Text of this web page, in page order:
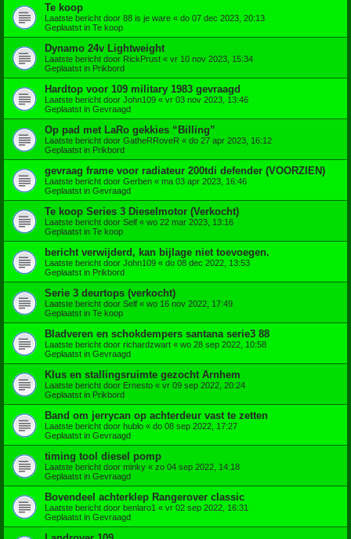
Te koop
Laatste bericht door 88 is je ware « do 07 dec 2023, 20:13
Geplaatst in Te koop
Dynamo 24v Lightweight
Laatste bericht door RickPrust « vr 10 nov 2023, 15:34
Geplaatst in Prikbord
Hardtop voor 109 military 1983 gevraagd
Laatste bericht door John109 « vr 03 nov 2023, 13:46
Geplaatst in Gevraagd
Op pad met LaRo gekkies “Billing”
Laatste bericht door GatheRRoveR « do 27 apr 2023, 16:12
Geplaatst in Prikbord
gevraag frame voor radiateur 200tdi defender (VOORZIEN)
Laatste bericht door Gerben « ma 03 apr 2023, 16:46
Geplaatst in Gevraagd
Te koop Series 3 Dieselmotor (Verkocht)
Laatste bericht door Self « wo 22 mar 2023, 13:16
Geplaatst in Te koop
bericht verwijderd, kan bijlage niet toevoegen.
Laatste bericht door John109 « do 08 dec 2022, 13:53
Geplaatst in Prikbord
Serie 3 deurtops (verkocht)
Laatste bericht door Self « wo 16 nov 2022, 17:49
Geplaatst in Te koop
Bladveren en schokdempers santana serie3 88
Laatste bericht door richardzwart « wo 28 sep 2022, 10:58
Geplaatst in Gevraagd
Klus en stallingsruimte gezocht Arnhem
Laatste bericht door Ernesto « vr 09 sep 2022, 20:24
Geplaatst in Prikbord
Band om jerrycan op achterdeur vast te zetten
Laatste bericht door hublo « do 08 sep 2022, 17:27
Geplaatst in Gevraagd
timing tool diesel pomp
Laatste bericht door minky « zo 04 sep 2022, 14:18
Geplaatst in Gevraagd
Bovendeel achterklep Rangerover classic
Laatste bericht door benlaro1 « vr 02 sep 2022, 16:31
Geplaatst in Gevraagd